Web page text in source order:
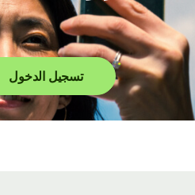
تسجيل الدخول